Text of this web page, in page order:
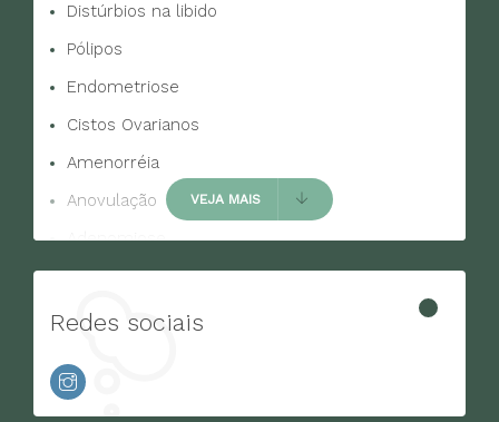
Distúrbios na libido
Pólipos
Endometriose
Cistos Ovarianos
Amenorréia
Anovulação
Adenomiose
Incontinência urinária em mulheres
Cólica menstrual
Hipertrofia de pequenos lábios vaginais
VEJA MAIS
Redes sociais